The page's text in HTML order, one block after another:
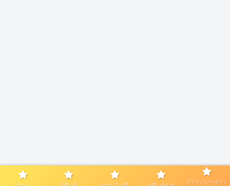
ホーム 記事一覧 サービス一覧 お問い合わせ
プライバシーポリシ